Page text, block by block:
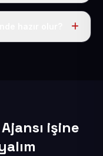
Bu bedele alan
işine